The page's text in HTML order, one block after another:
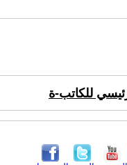
للكاتب-ة